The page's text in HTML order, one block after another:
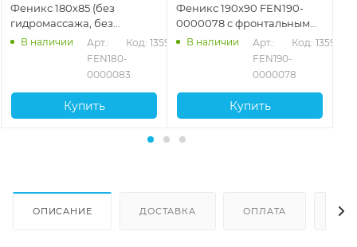
Феникс 180х85 (без
гидромассажа, без
фронтального экрана)
В наличии
Арт.:
FEN180-
0000083
Код: 13591
Купить
Феникс 190x90 FEN190-
0000078 с фронтальным
экраном (слив слева)
В наличии
Арт.:
FEN190-
0000078
Код: 13593
Купить
ОПИСАНИЕ ДОСТАВКА ОПЛАТА